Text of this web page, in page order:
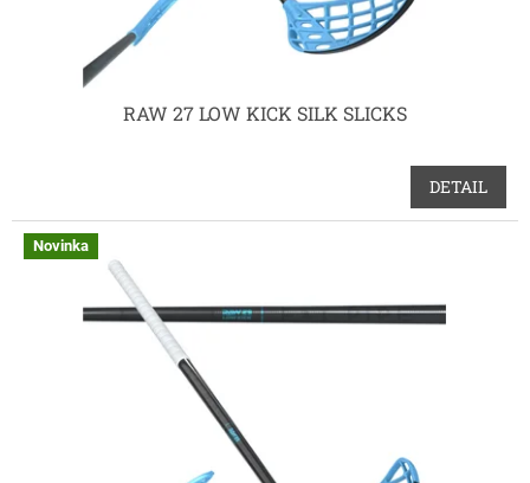
RAW 27 LOW KICK SILK SLICKS
DETAIL
Novinka